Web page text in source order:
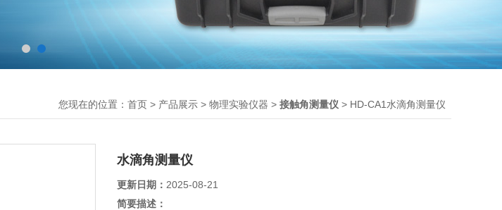
您现在的位置： 首页 > 产品展示 > 物理实验仪器 > 接触角测量仪 > HD-CA1水滴角测量仪
水滴角测量仪
更新日期： 2025-08-21
简要描述：